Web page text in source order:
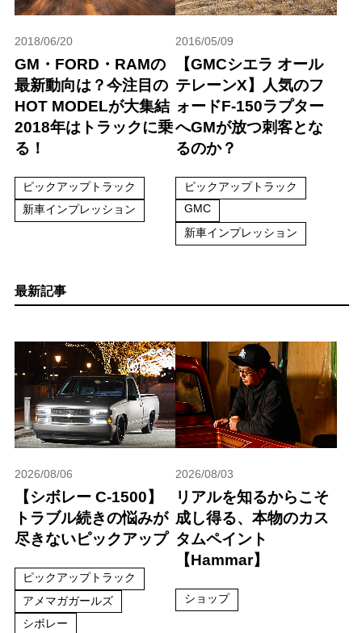
2018/06/20
GM・FORD・RAMの
最新動向は？今注目の
HOT MODELが大集結
2018年はトラックに乗
る！
ピックアップトラック
新車インプレッション
2016/05/09
【GMCシエラ オール
テレーンX】人気のフ
ォードF-150ラプター
へGMが放つ刺客とな
るのか？
ピックアップトラック
GMC
新車インプレッション
最新記事
2026/08/06
【シボレー C-1500】
トラブル続きの悩みが
尽きないピックアップ
ピックアップトラック
アメマガガールズ
シボレー
2026/08/03
リアルを知るからこそ
成し得る、本物のカス
タムペイント
【Hammar】
ショップ